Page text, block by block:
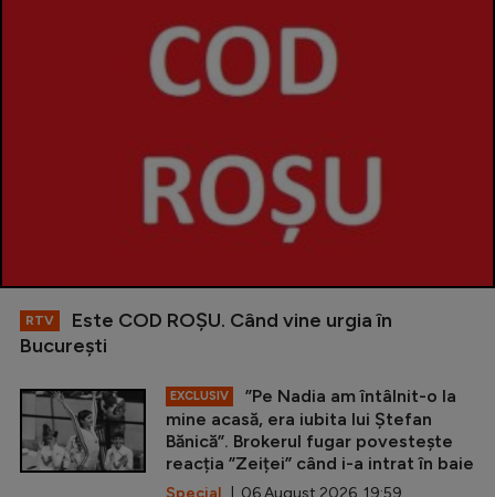
RTV
Este COD ROŞU. Când vine urgia în
Bucureşti
EXCLUSIV
”Pe Nadia am întâlnit-o la
mine acasă, era iubita lui Ștefan
Bănică”. Brokerul fugar povestește
reacția ”Zeiței” când i-a intrat în baie